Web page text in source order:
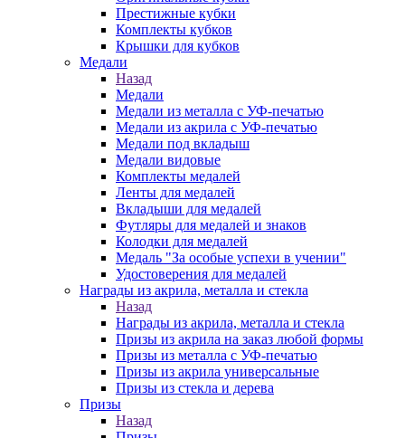
Престижные кубки
Комплекты кубков
Крышки для кубков
Медали
Назад
Медали
Медали из металла с УФ-печатью
Медали из акрила с УФ-печатью
Медали под вкладыш
Медали видовые
Комплекты медалей
Ленты для медалей
Вкладыши для медалей
Футляры для медалей и знаков
Колодки для медалей
Медаль "За особые успехи в учении"
Удостоверения для медалей
Награды из акрила, металла и стекла
Назад
Награды из акрила, металла и стекла
Призы из акрила на заказ любой формы
Призы из металла с УФ-печатью
Призы из акрила универсальные
Призы из стекла и дерева
Призы
Назад